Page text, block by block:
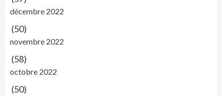
décembre 2022
(50)
novembre 2022
(58)
octobre 2022
(50)